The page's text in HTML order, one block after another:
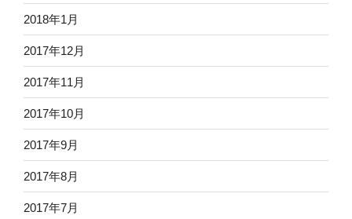
2018年1月
2017年12月
2017年11月
2017年10月
2017年9月
2017年8月
2017年7月